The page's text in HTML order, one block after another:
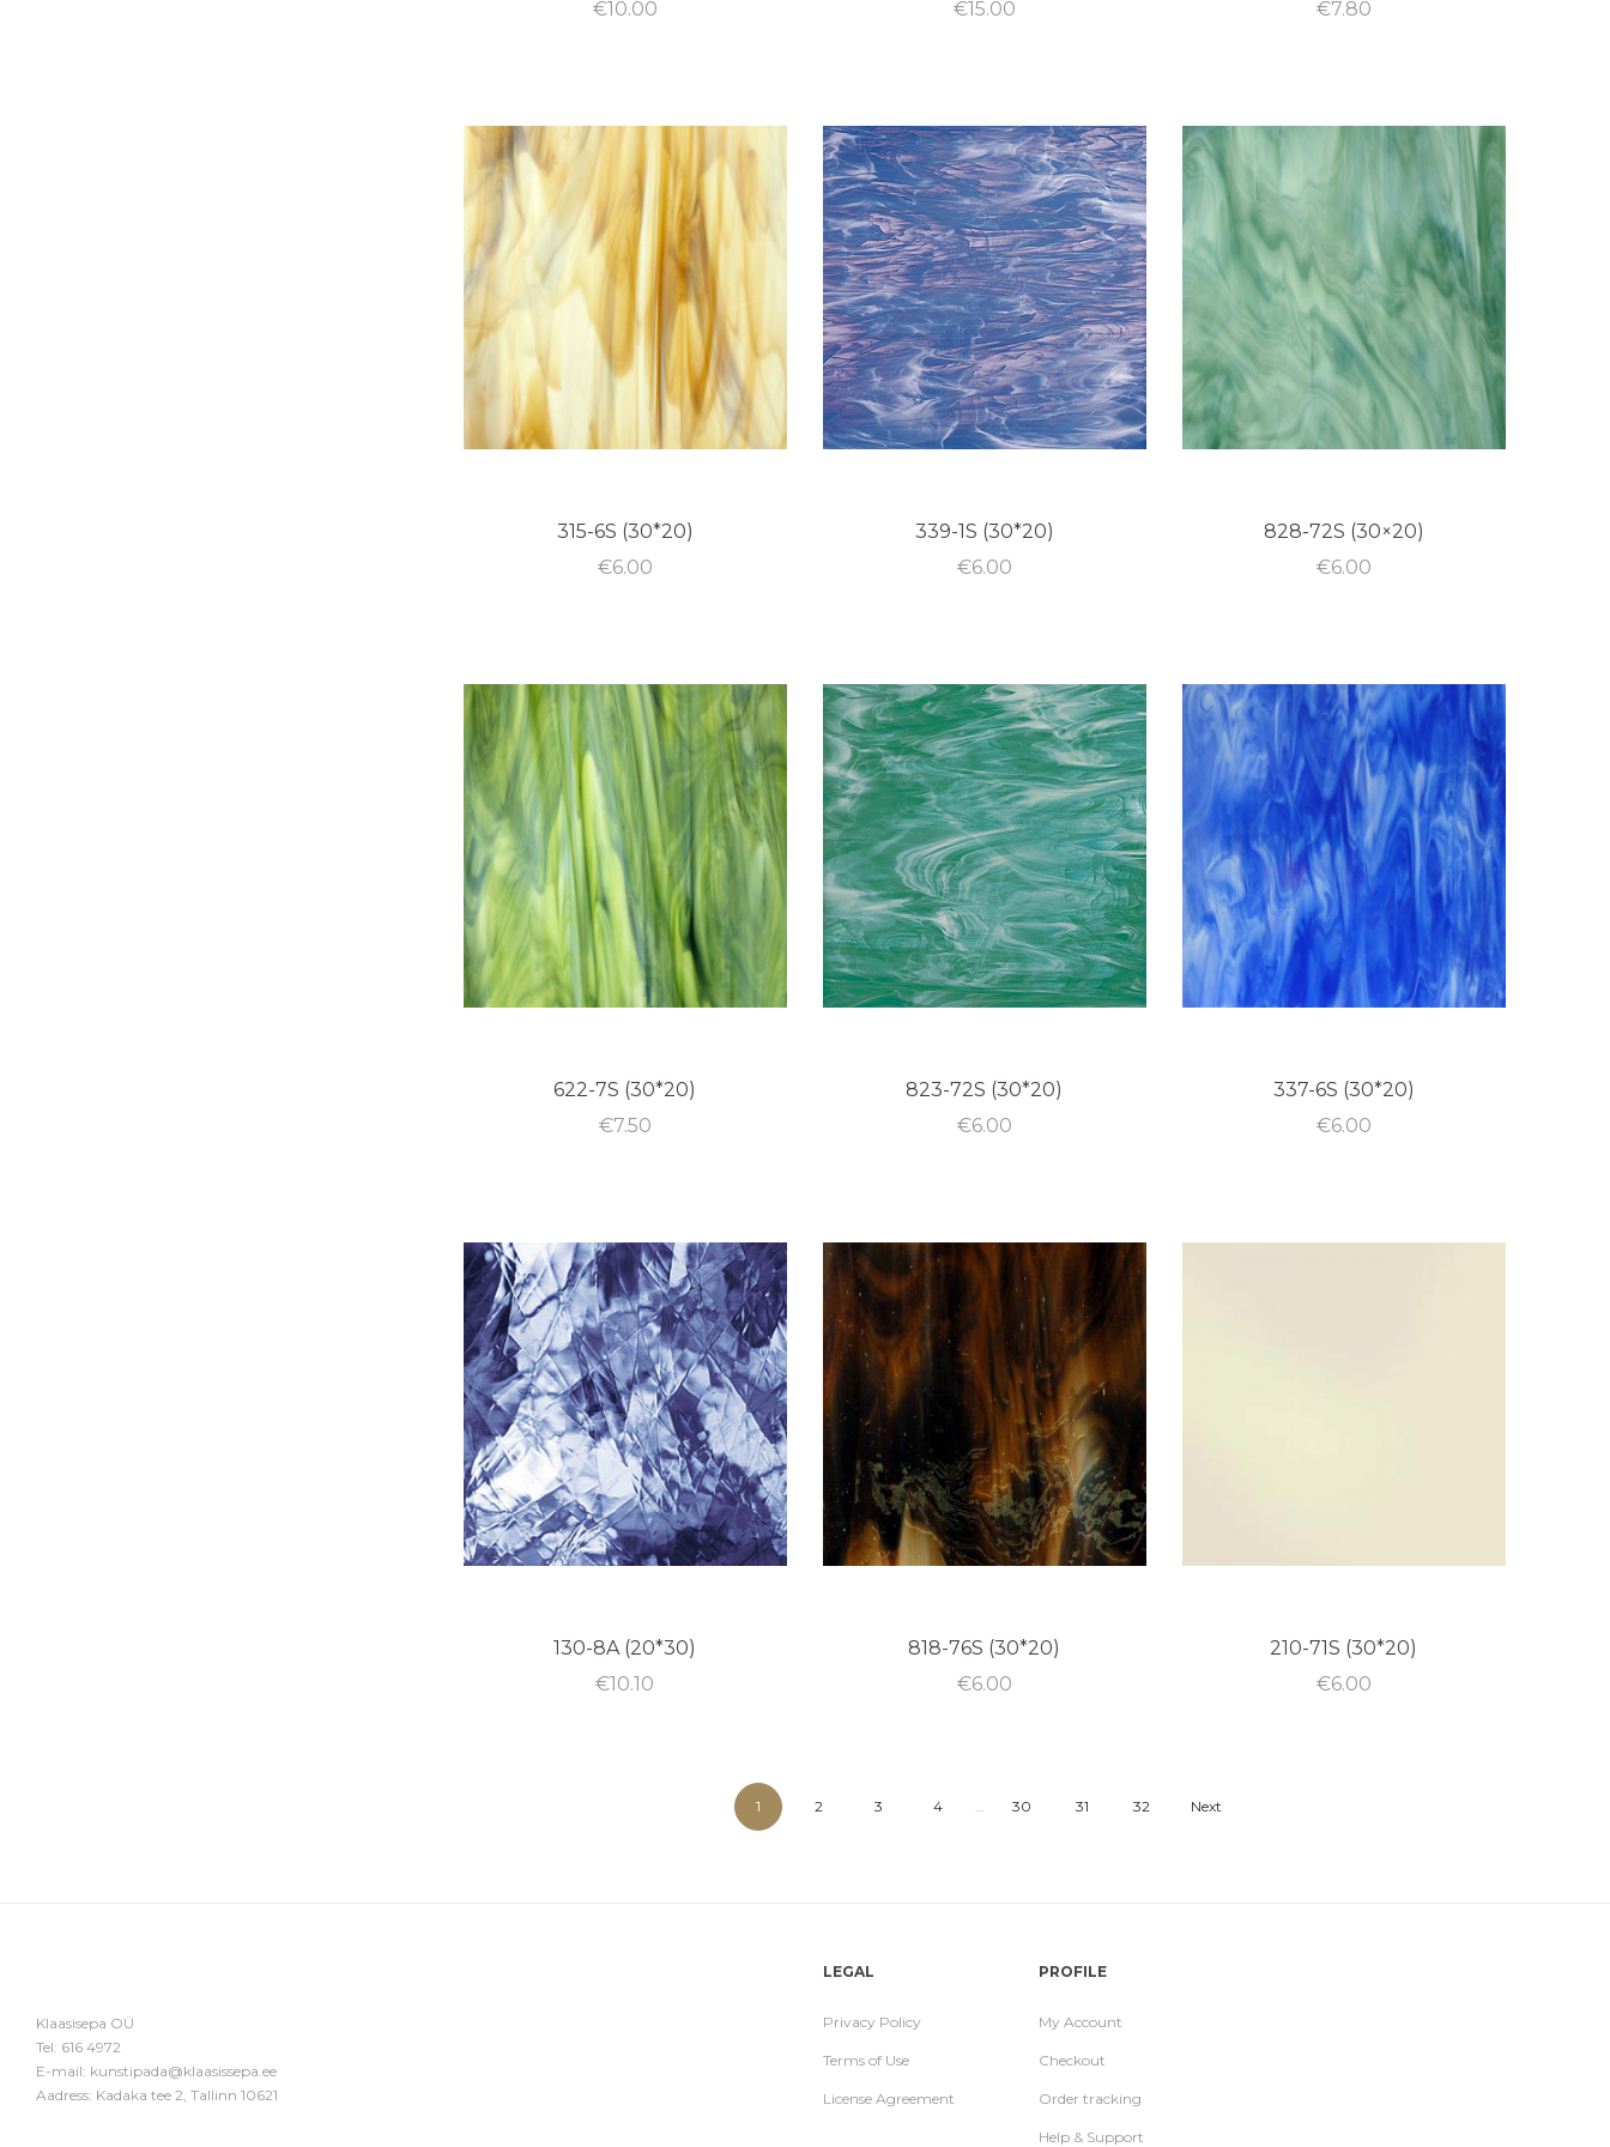
€10.00
€15.00
€7.80
315-6S (30*20)
€6.00
339-1S (30*20)
€6.00
828-72S (30×20)
€6.00
622-7S (30*20)
€7.50
823-72S (30*20)
€6.00
337-6S (30*20)
€6.00
130-8A (20*30)
€10.10
818-76S (30*20)
€6.00
210-71S (30*20)
€6.00
1 2 3 4 … 30 31 32 Next
Klaasisepa OÜ
Tel: 616 4972
E-mail: kunstipada@klaasissepa.ee
Aadress: Kadaka tee 2, Tallinn 10621
LEGAL
Privacy Policy
Terms of Use
License Agreement
PROFILE
My Account
Checkout
Order tracking
Help & Support